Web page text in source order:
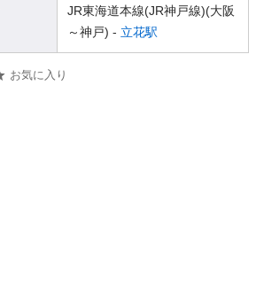
JR東海道本線(JR神戸線)(大阪
～神戸) - 立花駅
お気に入り